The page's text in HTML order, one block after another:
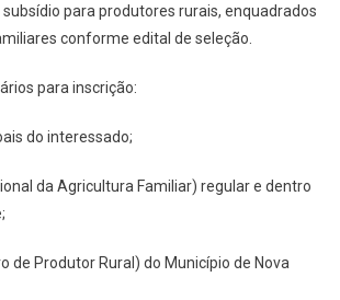
para produtores rurais, enquadrados
conforme edital de seleção.
para inscrição:
do interessado;
da Agricultura Familiar) regular e dentro
de Produtor Rural) do Município de Nova